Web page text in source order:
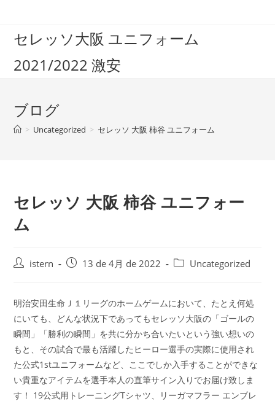
セレッソ大阪 ユニフォーム
2021/2022 激安
ブログ
> Uncategorized > セレッソ 大阪 柿谷 ユニフォーム
セレッソ 大阪 柿谷 ユニフォー
ム
投
istern
投
開
日:
13 de 4月 de 2022
投
テ
ゴ
ー:
Uncategorized
明治安田生命Ｊ１リーグのホームゲームにおいて、たとえ何処
にいても、どんな状況下であってもセレッソ大阪の「ゴールの
瞬間」「勝利の瞬間」を共に分かち合いたいという強い想いの
もと、その試合で最も活躍したヒーロー選手の実際に使用され
た公式1stユニフォームなど、ここでしか入手することができな
い貴重なアイテムを選手本人の直筆サイン入りでお届け致しま
す！ 19公式用トレーニングTシャツ、リーガマフラー エンブレ